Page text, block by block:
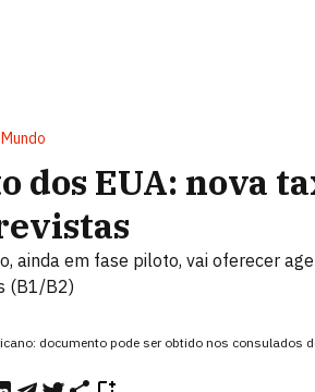
Mundo
dos EUA: nova
ainda em fase piloto, vai oferecer
(B1/B2)
documento pode ser obtido nos consulados